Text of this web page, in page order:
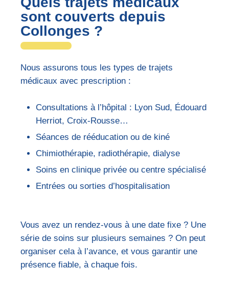
sont couverts depuis
Collonges ?
Nous assurons tous les types de trajets
médicaux avec prescription :
Consultations à l’hôpital : Lyon Sud, Édouard
Herriot, Croix-Rousse…
Séances de rééducation ou de kiné
Chimiothérapie, radiothérapie, dialyse
Soins en clinique privée ou centre spécialisé
Entrées ou sorties d’hospitalisation
Vous avez un rendez-vous à une date fixe ? Une
série de soins sur plusieurs semaines ? On peut
organiser cela à l’avance, et vous garantir une
présence fiable, à chaque fois.